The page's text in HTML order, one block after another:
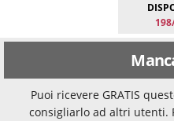
Puoi ricevere GRATIS
consigliarlo ad altri utenti.